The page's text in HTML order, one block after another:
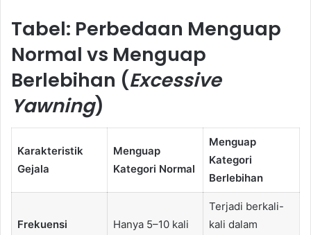
Tabel: Perbedaan Menguap
Normal vs Menguap
Berlebihan (Excessive
Yawning)
Karakteristik
Gejala
Menguap
Kategori Normal
Menguap
Kategori
Berlebihan
Frekuensi
Hanya 5–10 kali
Terjadi berkali-
kali dalam